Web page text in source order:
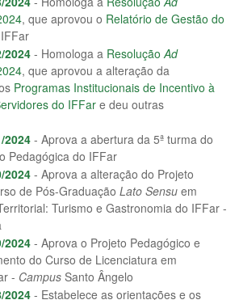
, que aprovou o Relatório de Gestão do
2024- Homologa a Resolução Ad
, que aprovou a alteração da
Programas Institucionais de Incentivo à
do IFFar e deu outras
2024- Aprova a abertura da 5ª turma do
Pedagógica do IFFar
2024- Aprova a alteração do Projeto
de Pós-Graduação Lato Sensu em
Turismo e Gastronomia do IFFar -
2024- Aprova o Projeto Pedagógico e
do Curso de Licenciatura em
- Campus Santo Ângelo
2024- Estabelece as orientações e os